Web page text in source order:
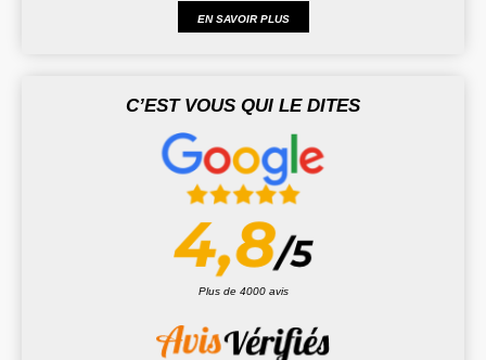
EN SAVOIR PLUS
C’EST VOUS QUI LE DITES
Plus de 4000 avis